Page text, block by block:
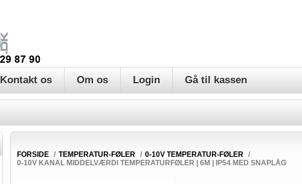
Kontakt os Om os Login Gå til kassen
FORSIDE / TEMPERATUR-FØLER / 0-10V TEMPERATUR-FØLER /
0-10V KANAL MIDDELVÆRDI TEMPERATURFØLER | 6M | IP54 MED SNAPLÅG